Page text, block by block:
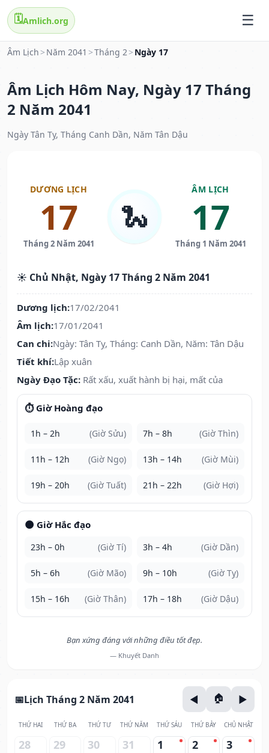
🗓️Amlich.org
Âm Lịch > Năm 2041 >Tháng 2> Ngày 17
Âm Lịch Hôm Nay, Ngày 17 Tháng
2 Năm 2041
Ngày Tân Tỵ, Tháng Canh Dần, Năm Tân Dậu
DƯƠNG LỊCH
17
Tháng 2 Năm 2041
🐍
ÂM LỊCH
17
Tháng 1 Năm 2041
☀️ Chủ Nhật, Ngày 17 Tháng 2 Năm 2041
Dương lịch:17/02/2041
Âm lịch:17/01/2041
Can chi:Ngày: Tân Tỵ, Tháng: Canh Dần, Năm: Tân Dậu
Tiết khí:Lập xuân
Ngày Đạo Tặc: Rất xấu, xuất hành bị hại, mất của
⏱️ Giờ Hoàng đạo
1h – 2h (Giờ Sửu) 7h – 8h (Giờ Thìn)
11h – 12h (Giờ Ngọ) 13h – 14h (Giờ Mùi)
19h – 20h (Giờ Tuất) 21h – 22h (Giờ Hợi)
🌑 Giờ Hắc đạo
23h – 0h (Giờ Tí) 3h – 4h (Giờ Dần)
5h – 6h (Giờ Mão) 9h – 10h (Giờ Tỵ)
15h – 16h (Giờ Thân) 17h – 18h (Giờ Dậu)
Bạn xứng đáng với những điều tốt đẹp.
— Khuyết Danh
Lịch Tháng 2 Năm 2041
THỨ HAI THỨ BA THỨ TƯ THỨ NĂM THỨ SÁU THỨ BẢY CHỦ NHẬT
28 29 30 31 1 2 3